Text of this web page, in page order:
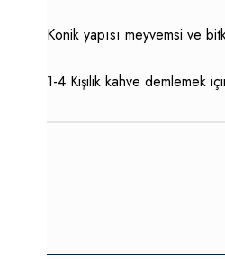
Konik yapısı meyvemsi ve
1-4 Kişilik kahve demlemek